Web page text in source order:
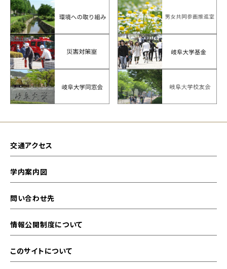
交通アクセス
学内案内図
問い合わせ先
情報公開制度について
このサイトについて